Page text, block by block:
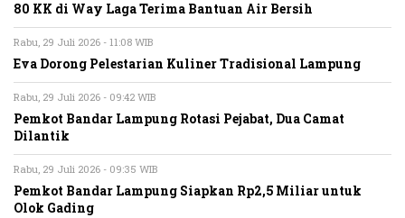
80 KK di Way Laga Terima Bantuan Air Bersih
Rabu, 29 Juli 2026 - 11:08 WIB
Eva Dorong Pelestarian Kuliner Tradisional Lampung
Rabu, 29 Juli 2026 - 09:42 WIB
Pemkot Bandar Lampung Rotasi Pejabat, Dua Camat
Dilantik
Rabu, 29 Juli 2026 - 09:35 WIB
Pemkot Bandar Lampung Siapkan Rp2,5 Miliar untuk
Olok Gading